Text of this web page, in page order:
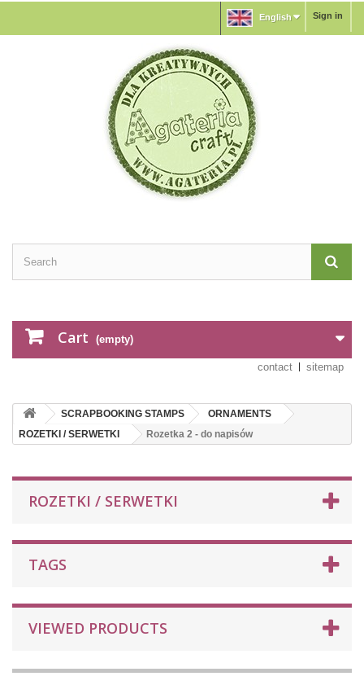
Sign in
English
Cart (empty)
contact sitemap
SCRAPBOOKING STAMPS
ORNAMENTS
ROZETKI / SERWETKI
Rozetka 2 - do napisów
ROZETKI / SERWETKI
TAGS
VIEWED PRODUCTS